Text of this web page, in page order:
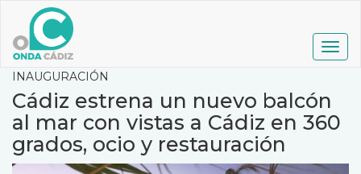
contenido
principal
INAUGURACIÓN
Cádiz estrena un nuevo balcón
al mar con vistas a Cádiz en 360
grados, ocio y restauración